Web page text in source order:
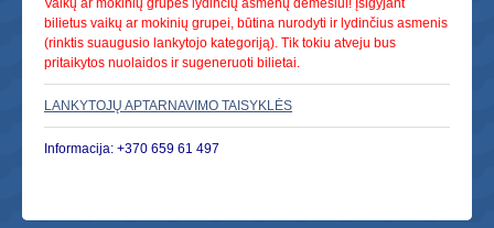
Vaikų ar mokinių grupes lydinčių asmenų dėmesiui! Įsigyjant
bilietus vaikų ar mokinių grupei, būtina nurodyti ir lydinčius asmenis
(rinktis suaugusio lankytojo kategoriją). Tik tokiu atveju bus
pritaikytos nuolaidos ir sugeneruoti bilietai.
LANKYTOJŲ APTARNAVIMO TAISYKLĖS
Informacija: +370 659 61 497